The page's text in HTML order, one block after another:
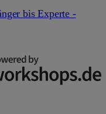
bis Experte -